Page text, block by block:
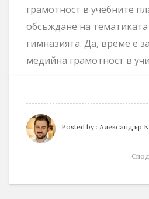
грамотност в учебните
обсъждане на
гимназията. Да, време е
медийна грамотност в
Posted by : Александър